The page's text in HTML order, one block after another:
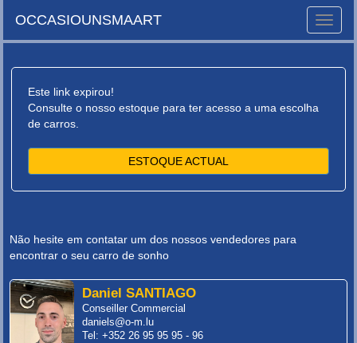
Toggle
OCCASIOUNSMAART
Este link expirou!
Consulte o nosso estoque para ter acesso a uma escolha
de carros.
ESTOQUE ACTUAL
Não hesite em contatar um dos nossos vendedores para
encontrar o seu carro de sonho
Daniel SANTIAGO
Conseiller Commercial
daniels@o-m.lu
Tel: +352 26 95 95 95 - 96